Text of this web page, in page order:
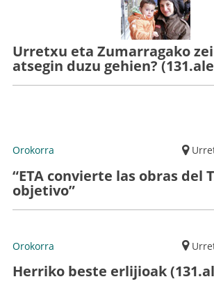
Urretxu eta Zumarragako
atsegin duzu gehien?
Orokorra
“ETA convierte las obras del
objetivo”
Orokorra
Herriko beste erlijioak